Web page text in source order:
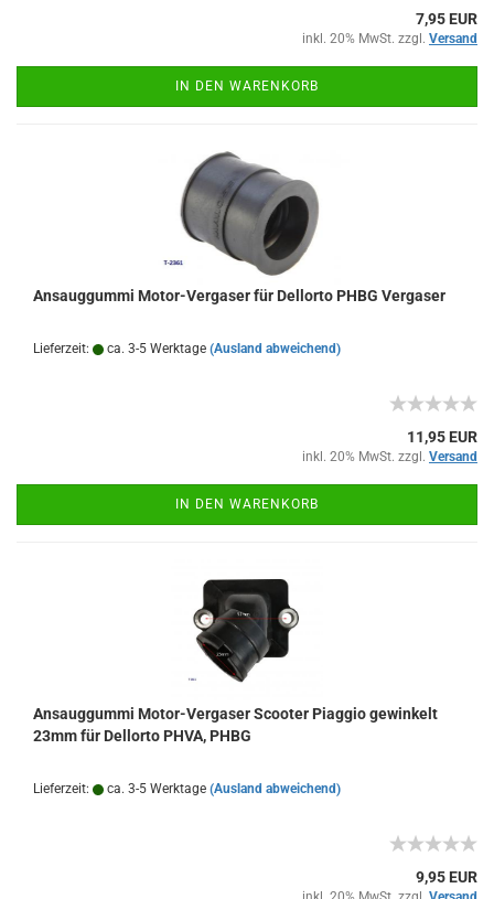
7,95 EUR
inkl. 20% MwSt. zzgl. Versand
IN DEN WARENKORB
Ansauggummi Motor-Vergaser für Dellorto PHBG Vergaser
Lieferzeit: ca. 3-5 Werktage (Ausland abweichend)
11,95 EUR
inkl. 20% MwSt. zzgl. Versand
IN DEN WARENKORB
Ansauggummi Motor-Vergaser Scooter Piaggio gewinkelt
23mm für Dellorto PHVA, PHBG
Lieferzeit: ca. 3-5 Werktage (Ausland abweichend)
9,95 EUR